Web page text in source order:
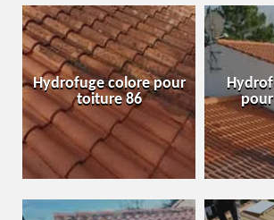
Hydrofuge colore pour
toiture 86